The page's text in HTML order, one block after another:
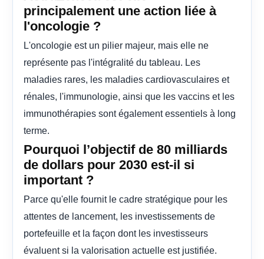
principalement une action liée à
l'oncologie ?
L'oncologie est un pilier majeur, mais elle ne
représente pas l'intégralité du tableau. Les
maladies rares, les maladies cardiovasculaires et
rénales, l'immunologie, ainsi que les vaccins et les
immunothérapies sont également essentiels à long
terme.
Pourquoi l’objectif de 80 milliards
de dollars pour 2030 est-il si
important ?
Parce qu'elle fournit le cadre stratégique pour les
attentes de lancement, les investissements de
portefeuille et la façon dont les investisseurs
évaluent si la valorisation actuelle est justifiée.